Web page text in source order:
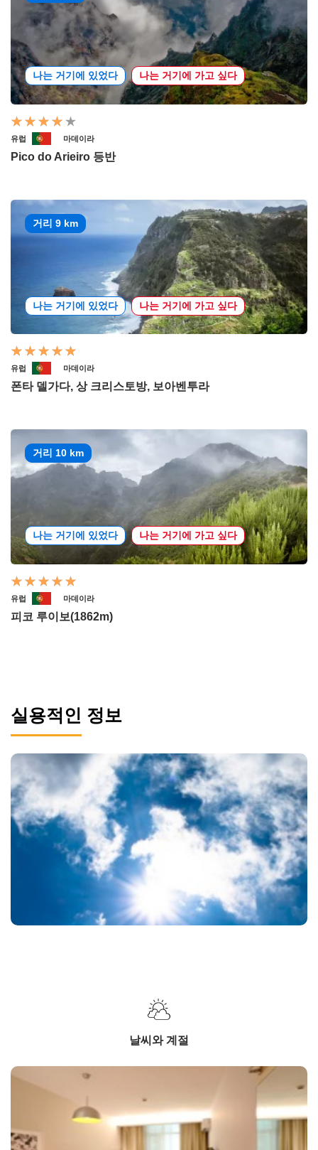
나는 거기에 있었다 나는 거기에 가고 싶다
유럽 마데이라
Pico do Arieiro 등반
거리 9 km
나는 거기에 있었다 나는 거기에 가고 싶다
유럽 마데이라
폰타 델가다, 상 크리스토방, 보아벤투라
거리 10 km
나는 거기에 있었다 나는 거기에 가고 싶다
유럽 마데이라
피코 루이보(1862m)
실용적인 정보
날씨와 계절